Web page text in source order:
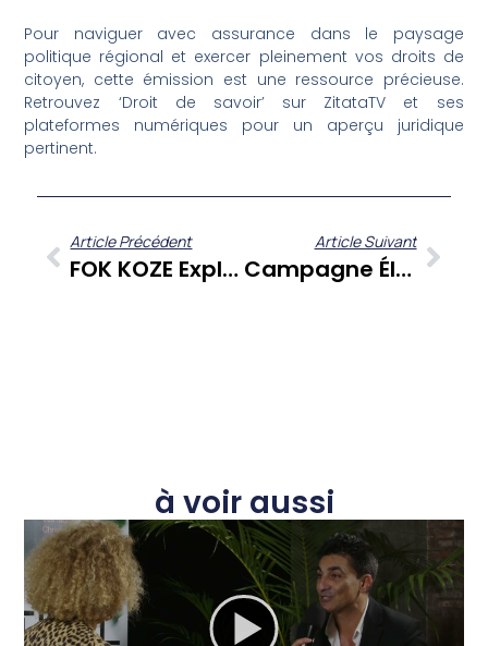
Pour naviguer avec assurance dans le paysage
politique régional et exercer pleinement vos droits de
citoyen, cette émission est une ressource précieuse.
Retrouvez ‘Droit de savoir’ sur ZitataTV et ses
plateformes numériques pour un aperçu juridique
pertinent.
Article Précédent
FOK KOZE Explore L’âme De La Musique Martiniquaise : Du Zouk Au Shatta, Évolution Ou Reniement Générationnel ?
Article Suivant
Campagne Électorale : Maîtrisez Les Règles De La Publicité Avec Droit De Savoir
à voir aussi